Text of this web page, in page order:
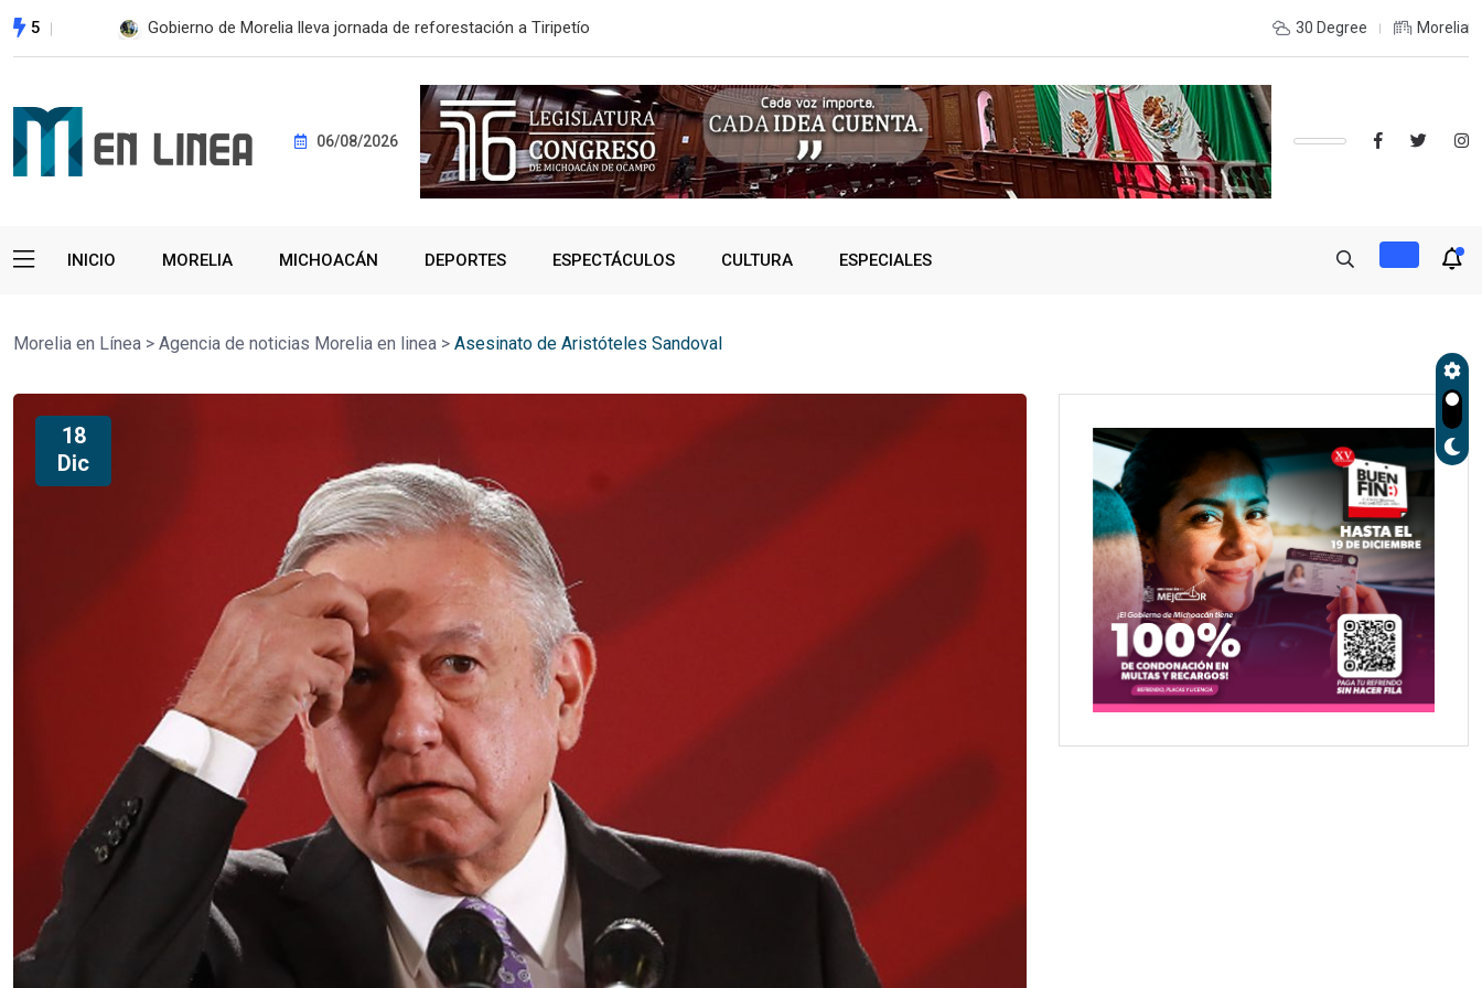
5 Gobierno de Morelia lleva jornada de reforestación a Tiripetío ESTE MIÉRCOLES, UMSNH LANZA TERCERA CONVOCATORIA DE NUEVO
30 Degree Morelia
06/08/2026
INICIO MORELIA MICHOACÁN DEPORTES ESPECTÁCULOS CULTURA ESPECIALES
Morelia en Línea > Agencia de noticias Morelia en linea > Asesinato de Aristóteles Sandoval
18
Dic